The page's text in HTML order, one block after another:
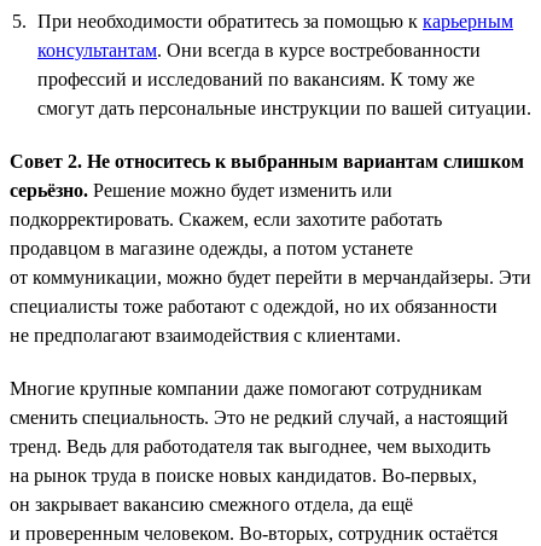
При необходимости обратитесь за помощью к карьерным
консультантам. Они всегда в курсе востребованности
профессий и исследований по вакансиям. К тому же
смогут дать персональные инструкции по вашей ситуации.
Совет 2. Не относитесь к выбранным вариантам слишком
серьёзно. Решение можно будет изменить или
подкорректировать. Скажем, если захотите работать
продавцом в магазине одежды, а потом устанете
от коммуникации, можно будет перейти в мерчандайзеры. Эти
специалисты тоже работают с одеждой, но их обязанности
не предполагают взаимодействия с клиентами.
Многие крупные компании даже помогают сотрудникам
сменить специальность. Это не редкий случай, а настоящий
тренд. Ведь для работодателя так выгоднее, чем выходить
на рынок труда в поиске новых кандидатов. Во-первых,
он закрывает вакансию смежного отдела, да ещё
и проверенным человеком. Во-вторых, сотрудник остаётся